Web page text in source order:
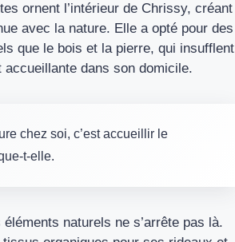
ornent l’intérieur de Chrissy, créant
avec la nature. Elle a opté pour des
que le bois et la pierre, qui insufflent
accueillante dans son domicile.
chez soi, c’est accueillir le
t-elle.
naturels ne s’arrête pas là.